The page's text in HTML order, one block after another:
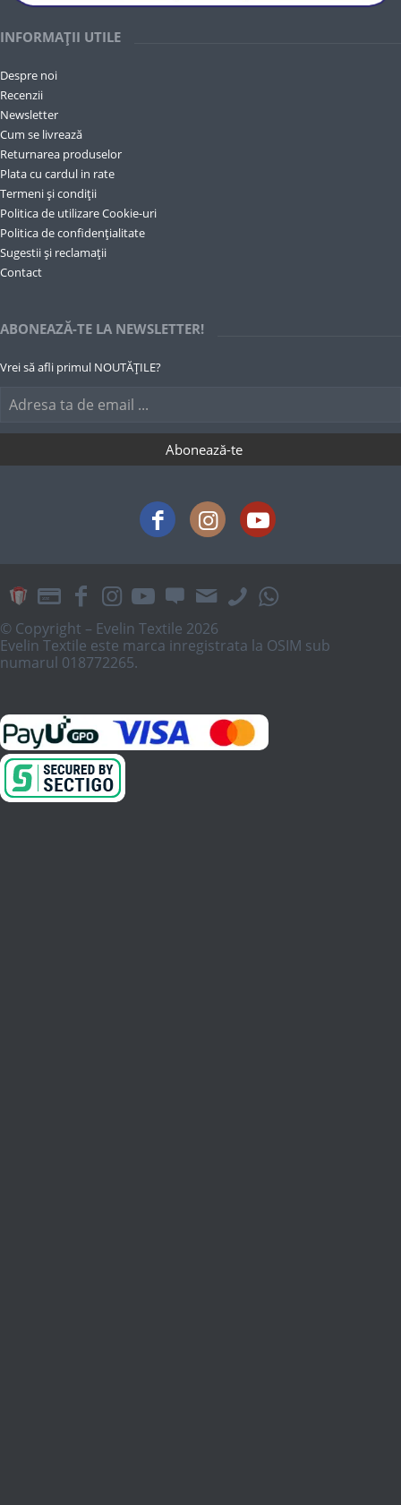
INFORMAȚII UTILE
Despre noi
Recenzii
Newsletter
Cum se livrează
Returnarea produselor
Plata cu cardul in rate
Termeni și condiții
Politica de utilizare Cookie-uri
Politica de confidențialitate
Sugestii și reclamații
Contact
ABONEAZĂ-TE LA NEWSLETTER!
Vrei să afli primul NOUTĂȚILE?
© Copyright – Evelin Textile 2026
Evelin Textile este marca inregistrata la OSIM sub
numarul 018772265.